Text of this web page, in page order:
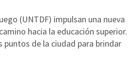
(UNTDF) impulsan una nueva
hacia la educación superior.
puntos de la ciudad para brindar